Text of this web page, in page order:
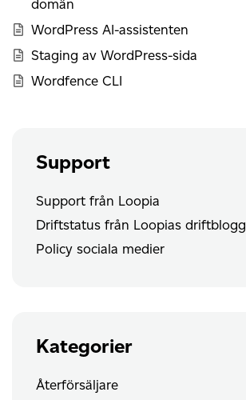
domän
WordPress AI-assistenten
Staging av WordPress-sida
Wordfence CLI
Support
Support från Loopia
Driftstatus från Loopias driftblogg
Policy sociala medier
Kategorier
Återförsäljare